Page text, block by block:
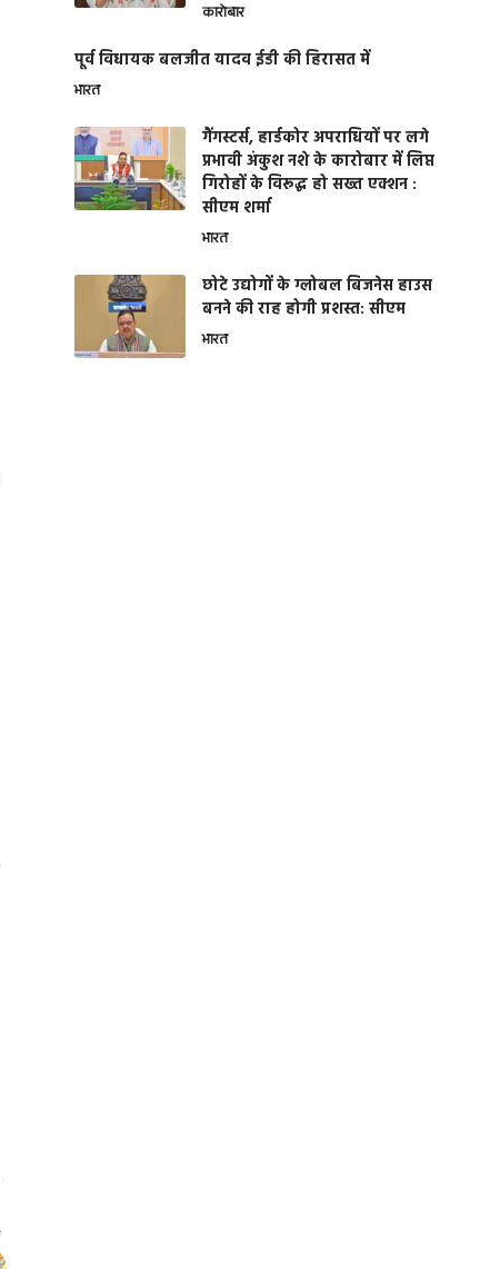
कारोबार
पूर्व विधायक बलजीत यादव ईडी की हिरासत में
भारत
गैंगस्टर्स, हार्डकोर अपराधियों पर लगे
प्रभावी अंकुश नशे के कारोबार में लिप्त
गिरोहों के विरूद्ध हो सख्त एक्शन :
सीएम शर्मा
भारत
छोटे उद्योगों के ग्लोबल बिजनेस हाउस
बनने की राह होगी प्रशस्त: सीएम
भारत